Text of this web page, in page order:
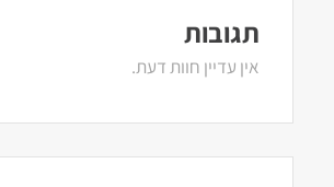
תגובות
אין עדיין חוות דעת.